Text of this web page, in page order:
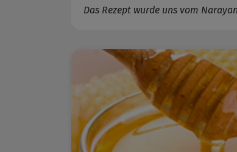
Das Rezept wurde uns vom